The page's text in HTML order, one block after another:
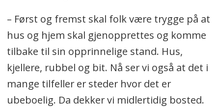
– Først og fremst skal folk være trygge på at
hus og hjem skal gjenopprettes og komme
tilbake til sin opprinnelige stand. Hus,
kjellere, rubbel og bit. Nå ser vi også at det i
mange tilfeller er steder hvor det er
ubeboelig. Da dekker vi midlertidig bosted.